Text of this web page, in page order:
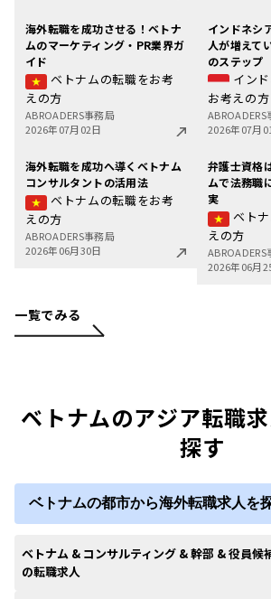
海外転職を成功させる！ベトナ
ムのマーケティング・PR業界ガ
イド
ベトナムの転職をお考
えの方
ABROADERS事務局
2026年07月02日
インドネシ
人が増えて
のステップ
イン
お考えの方
ABROADERS
2026年07月
海外転職を成功へ導くベトナム
コンサルタントの活用法
ベトナムの転職をお考
えの方
ABROADERS事務局
2026年06月30日
弁護士資格
ムで法務職
実
ベト
えの方
ABROADERS
2026年06月
一覧でみる
ベトナムのアジア転職
探す
ベトナムの都市から海外転職求人を
ベトナム & コンサルティング & 幹部 & 役員候
の転職求人